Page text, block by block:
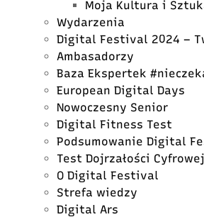
Moja Kultura i
Wydarzenia
Digital Festival 2024 –
Ambasadorzy
Baza Ekspertek
European Digital Days
Nowoczesny Senior
Digital Fitness Test
Podsumowanie Digital
Test Dojrzałości
O Digital Festival
Strefa wiedzy
Digital Ars